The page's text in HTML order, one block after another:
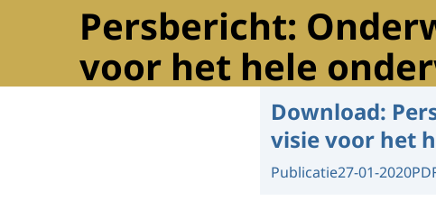
Persbericht:
voor het hele
Download:
visie voor het
Publicatie27-01-2020